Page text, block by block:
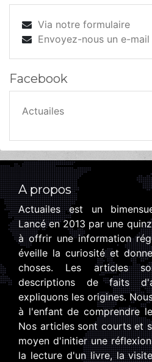
Via notre formulaire
Envoyez-nous un e-mail
Facebook
Actuailes
A propos
Actuailes est un
Lancé en 2013 par une
à offrir une information
éveille la curiosité et
choses. Les articles
descriptions de faits
expliquons les origines.
à l'enfant de comprendre
Nos articles sont courts et
moyen d'initier une
la lecture d'un livre, la